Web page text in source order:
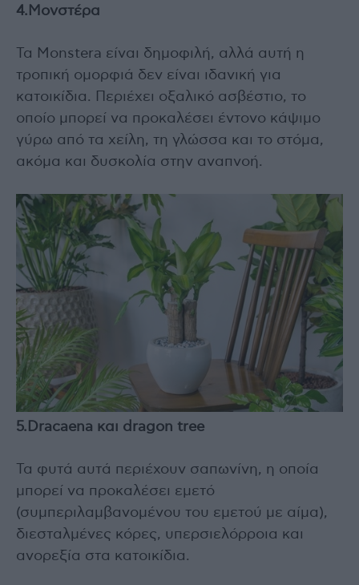
4.Mονστέρα
Τα Monstera είναι δημοφιλή, αλλά αυτή η
τροπική ομορφιά δεν είναι ιδανική για
κατοικίδια. Περιέχει οξαλικό ασβέστιο, το
οποίο μπορεί να προκαλέσει έντονο κάψιμο
γύρω από τα χείλη, τη γλώσσα και το στόμα,
ακόμα και δυσκολία στην αναπνοή.
5.Dracaena και dragon tree
Τα φυτά αυτά περιέχουν σαπωνίνη, η οποία
μπορεί να προκαλέσει εμετό
(συμπεριλαμβανομένου του εμετού με αίμα),
διεσταλμένες κόρες, υπερσιελόρροια και
ανορεξία στα κατοικίδια.